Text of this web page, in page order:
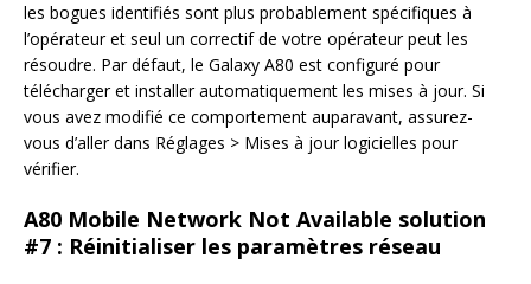
les bogues identifiés sont plus probablement spécifiques à
l’opérateur et seul un correctif de votre opérateur peut les
résoudre. Par défaut, le Galaxy A80 est configuré pour
télécharger et installer automatiquement les mises à jour. Si
vous avez modifié ce comportement auparavant, assurez-
vous d’aller dans Réglages > Mises à jour logicielles pour
vérifier.
A80 Mobile Network Not Available solution
#7 : Réinitialiser les paramètres réseau